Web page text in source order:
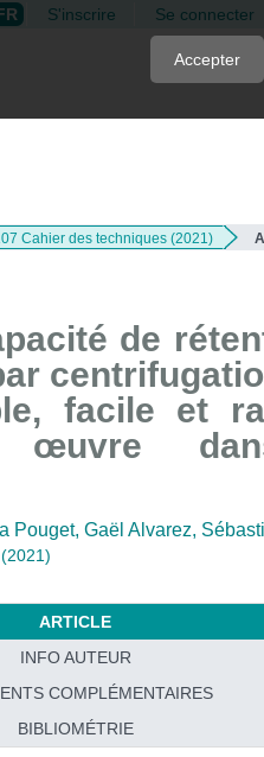
S'inscrire Se connecter
Cahier des techniques (2021)
de
facile et
œuvre
Pouget, Gaël Alvarez,
ARTICLE
INFO AUTEUR
COMPLÉMENTAIRES
BIBLIOMÉTRIE
Accepter